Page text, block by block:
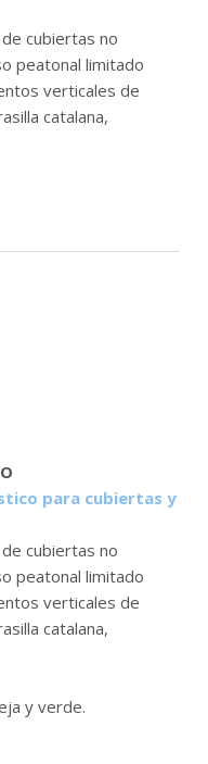
cubiertas no
peatonal limitado
verticales de
catalana,
para cubiertas y
cubiertas no
peatonal limitado
verticales de
catalana,
y verde.